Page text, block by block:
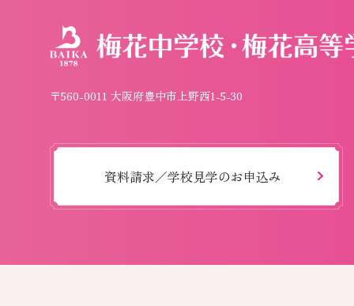
〒560-0011 大阪府豊中市上野西1-5-30
資料請求／学校見学のお申込み